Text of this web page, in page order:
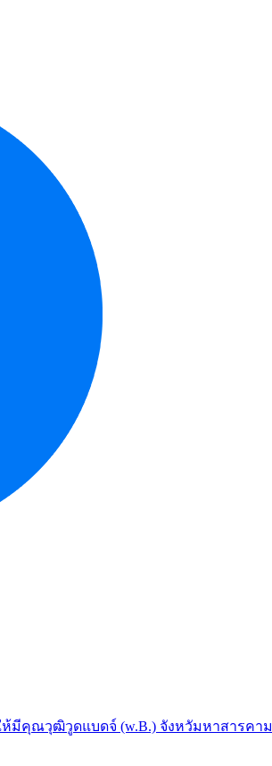
ห้มีคุณวุฒิวูดแบดจ์ (w.B.) จังหวัมหาสารคาม